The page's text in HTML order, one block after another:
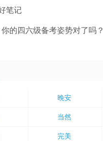
笔记
的四六级备考姿势对了吗？
晚安
当然
完美